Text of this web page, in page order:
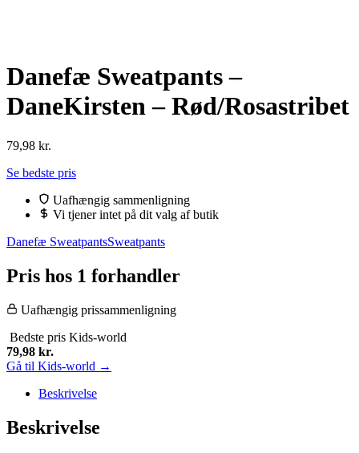
Danefæ Sweatpants –
DaneKirsten – Rød/Rosastribet
79,98 kr.
Se bedste pris
Uafhængig sammenligning
Vi tjener intet på dit valg af butik
Danefæ SweatpantsSweatpants
Pris hos 1 forhandler
Uafhængig prissammenligning
Bedste pris Kids-world
79,98 kr.
Gå til Kids-world →
Beskrivelse
Beskrivelse